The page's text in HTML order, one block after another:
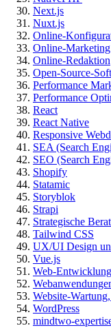
Next.js
Nuxt.js
Online-
Online-Marketing
Online-Redaktion
Open-Source-
Performance
Performance
React
React Native
Responsive
SEA (Search
SEO (Search
Shopify
Statamic
Storyblok
Strapi
Strategische
Tailwind CSS
UX/UI Design
Vue.js
Web-Entwicklung
Website-
WordPress
mindtwo-